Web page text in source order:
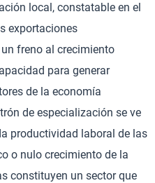
local, constatable en el
exportaciones
freno al crecimiento
para generar
de la economía
de especialización se ve
productividad laboral de las
o nulo crecimiento de la
constituyen un sector que